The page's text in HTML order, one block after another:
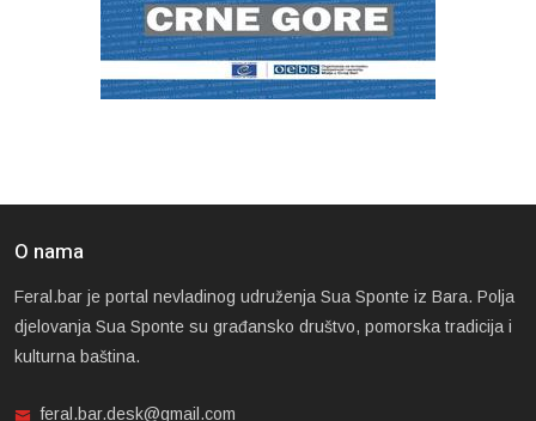
O nama
Feral.bar je portal nevladinog udruženja Sua Sponte iz Bara. Polja
djelovanja Sua Sponte su građansko društvo, pomorska tradicija i
kulturna baština.
feral.bar.desk@gmail.com